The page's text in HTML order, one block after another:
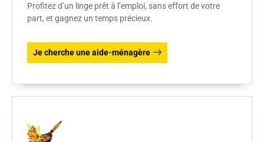
Profitez d’un linge prêt à l’emploi, sans effort de votre
part, et gagnez un temps précieux.
Je cherche une aide-ménagère